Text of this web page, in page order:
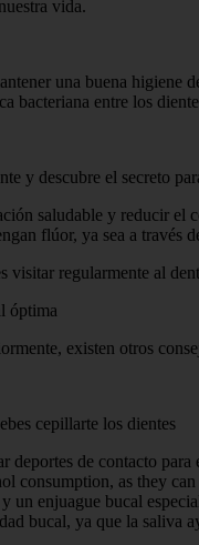
vida.
una buena
bacteriana entre los
y descubre el secreto
saludable y reducir el
flúor, ya sea a través
visitar regularmente al
óptima
existen otros
cepillarte los dientes
deportes de contacto
consumption, as they
un enjuague bucal
bucal, ya que la saliva